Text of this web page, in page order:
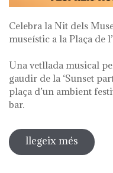
Celebra la Nit dels
museístic a la Plaça de
Una vetllada musical
gaudir de la ‘Sunset
plaça d’un ambient
bar.
llegeix més sobre